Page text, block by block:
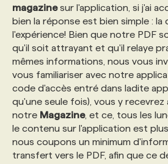
magazinesur l'application, si j'ai
bien la réponse est bien simple : la
l'expérience! Bien que notre PDF
qu'il soit attrayant et qu'il relaye
mêmes informations, nous vous
vous familiariser avec notre
code d'accès entré dans ladite
qu'une seule fois), vous y
notre Magazine, et ce, tous les
le contenu sur l'application est
nous coupons un minimum
transfert vers le PDF, afin que ce